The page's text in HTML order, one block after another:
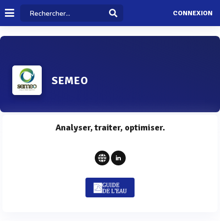
CONNEXION
SEMEO
Analyser, traiter, optimiser.